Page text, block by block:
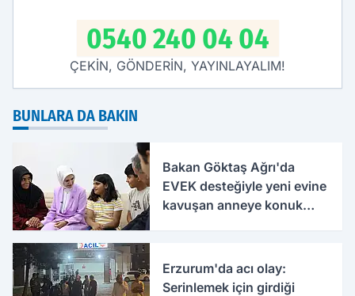
0540 240 04 04
ÇEKİN, GÖNDERİN, YAYINLAYALIM!
BUNLARA DA BAKIN
Bakan Göktaş Ağrı'da
EVEK desteğiyle yeni evine
kavuşan anneye konuk
Erzurum'da acı olay:
Serinlemek için girdiği